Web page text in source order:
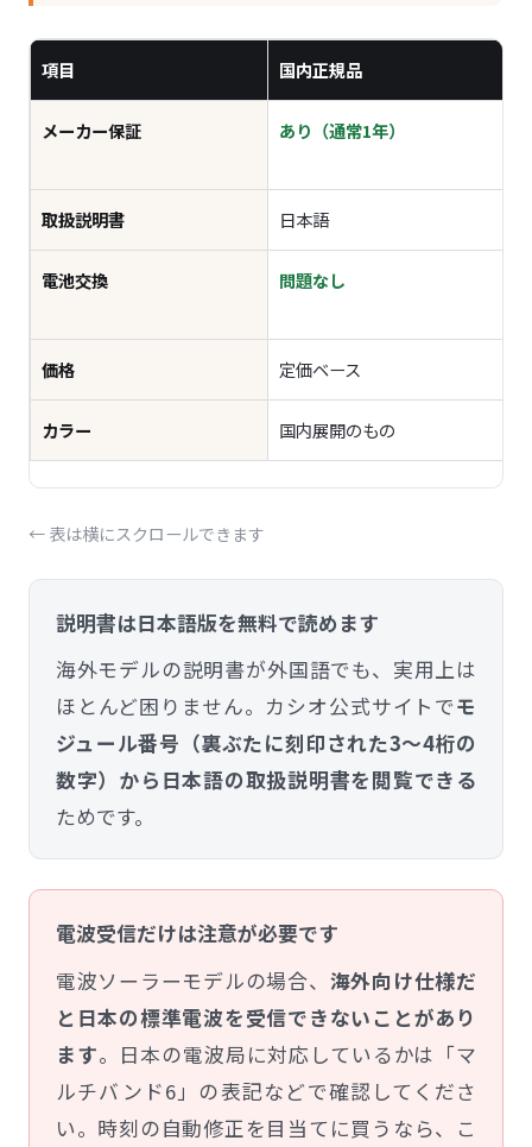
項目 国内正規品
メーカー保証 あり（通常1年）
取扱説明書 日本語
電池交換 問題なし
価格 定価ベース
カラー 国内展開のもの
← 表は横にスクロールできます
説明書は日本語版を無料で読めます
海外モデルの説明書が外国語でも、実用上は
ほとんど困りません。カシオ公式サイトでモ
ジュール番号（裏ぶたに刻印された3〜4桁の
数字）から日本語の取扱説明書を閲覧できる
ためです。
電波受信だけは注意が必要です
電波ソーラーモデルの場合、 海外向け仕様だ
と日本の標準電波を受信できないことがあり
ます。日本の電波局に対応しているかは「マ
ルチバンド6」の表記などで確認してくださ
い。時刻の自動修正を目当てに買うなら、こ